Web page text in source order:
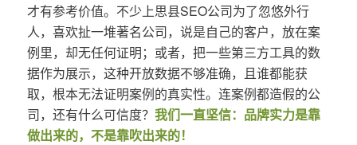
才有参考价值。不少上思县SEO公司为了忽悠外行
人，喜欢扯一堆著名公司，说是自己的客户，放在案
例里，却无任何证明；或者，把一些第三方工具的数
据作为展示，这种开放数据不够准确，且谁都能获
取，根本无法证明案例的真实性。连案例都造假的公
司，还有什么可信度？ 我们一直坚信：品牌实力是靠
做出来的，不是靠吹出来的！